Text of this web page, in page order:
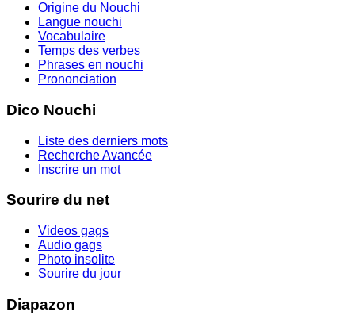
Origine du Nouchi
Langue nouchi
Vocabulaire
Temps des verbes
Phrases en nouchi
Prononciation
Dico Nouchi
Liste des derniers mots
Recherche Avancée
Inscrire un mot
Sourire du net
Videos gags
Audio gags
Photo insolite
Sourire du jour
Diapazon